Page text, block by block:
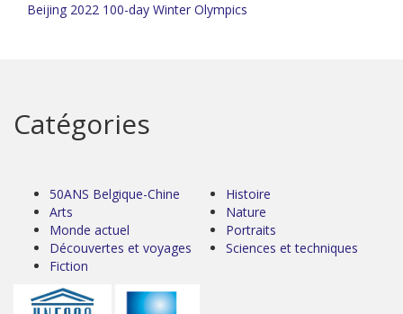
Beijing 2022 100-day Winter Olympics
Catégories
50ANS Belgique-Chine
Arts
Monde actuel
Découvertes et voyages
Fiction
Histoire
Nature
Portraits
Sciences et techniques